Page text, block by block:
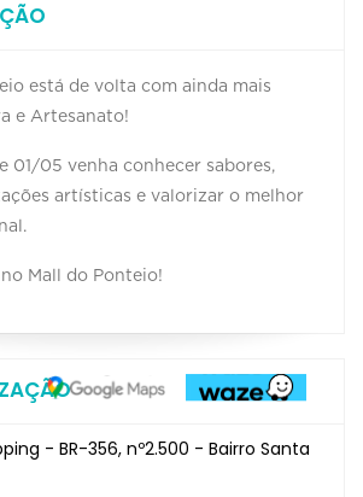
está de volta com ainda mais
e Artesanato!
01/05 venha conhecer sabores,
artísticas e valorizar o melhor
Mall do Ponteio!
- BR-356, nº2.500 - Bairro Santa